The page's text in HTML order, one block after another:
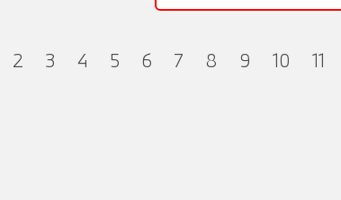
2 3 4 5 6 7 8 9 10 11